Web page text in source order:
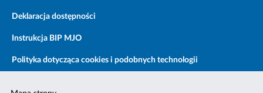
Deklaracja dostępności
Instrukcja BIP MJO
Polityka dotycząca cookies i podobnych technologii